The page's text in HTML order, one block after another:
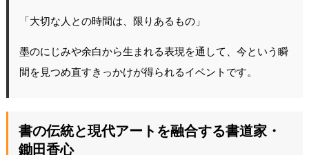
「大切な人との時間は、限りあるもの」
墨のにじみや余白から生まれる表現を通して、今という瞬
間を見つめ直すきっかけが得られるイベントです。
書の伝統と現代アートを融合する書道家・
鋤田香心